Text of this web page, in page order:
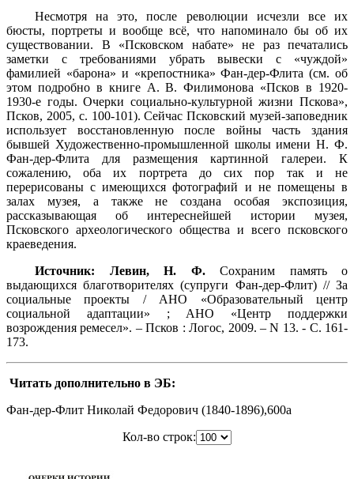
Несмотря на это, после революции исчезли все их
бюсты, портреты и вообще всё, что напоминало бы об их
существовании. В «Псковском набате» не раз печатались
заметки с требованиями убрать вывески с «чуждой»
фамилией «барона» и «крепостника» Фан-дер-Флита (см. об
этом подробно в книге А. В. Филимонова «Псков в 1920-
1930-е годы. Очерки социально-культурной жизни Пскова»,
Псков, 2005, с. 100-101). Сейчас Псковский музей-заповедник
использует восстановленную после войны часть здания
бывшей Художественно-промышленной школы имени Н. Ф.
Фан-дер-Флита для размещения картинной галереи. К
сожалению, оба их портрета до сих пор так и не
перерисованы с имеющихся фотографий и не помещены в
залах музея, а также не создана особая экспозиция,
рассказывающая об интереснейшей истории музея,
Псковского археологического общества и всего псковского
краеведения.
Источник: Левин, Н. Ф.Сохраним память о
выдающихся благотворителях (супруги Фан-дер-Флит) // За
социальные проекты / АНО «Образовательный центр
социальной адаптации» ; АНО «Центр поддержки
возрождения ремесел». – Псков : Логос, 2009. – N 13. - С. 161-
173.
Читать дополнительно в ЭБ:
Фан-дер-Флит Николай Федорович (1840-1896),600a
Кол-во строк: